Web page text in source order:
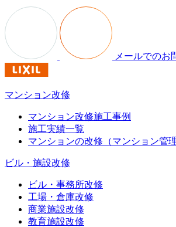
メールでのお
マンション改修
マンション改修施工事例
施工実績一覧
マンションの改修（マンション管
ビル・施設改修
ビル・事務所改修
工場・倉庫改修
商業施設改修
教育施設改修